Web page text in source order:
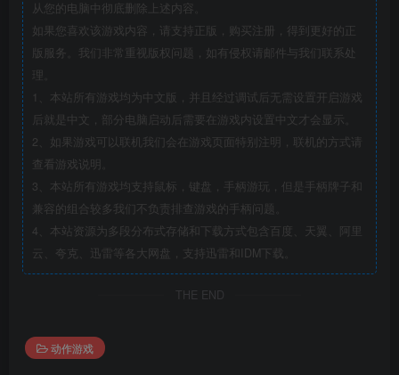
从您的电脑中彻底删除上述内容。
如果您喜欢该游戏内容，请支持正版，购买注册，得到更好的正
版服务。我们非常重视版权问题，如有侵权请邮件与我们联系处
理。
1、本站所有游戏均为中文版，并且经过调试后无需设置开启游戏
后就是中文，部分电脑启动后需要在游戏内设置中文才会显示。
2、如果游戏可以联机我们会在游戏页面特别注明，联机的方式请
查看游戏说明。
3、本站所有游戏均支持鼠标，键盘，手柄游玩，但是手柄牌子和
兼容的组合较多我们不负责排查游戏的手柄问题。
4、本站资源为多段分布式存储和下载方式包含百度、天翼、阿里
云、夸克、迅雷等各大网盘，支持迅雷和IDM下载。
THE END
动作游戏